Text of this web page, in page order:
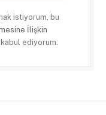
istiyorum, bu
İlişkin
ediyorum.